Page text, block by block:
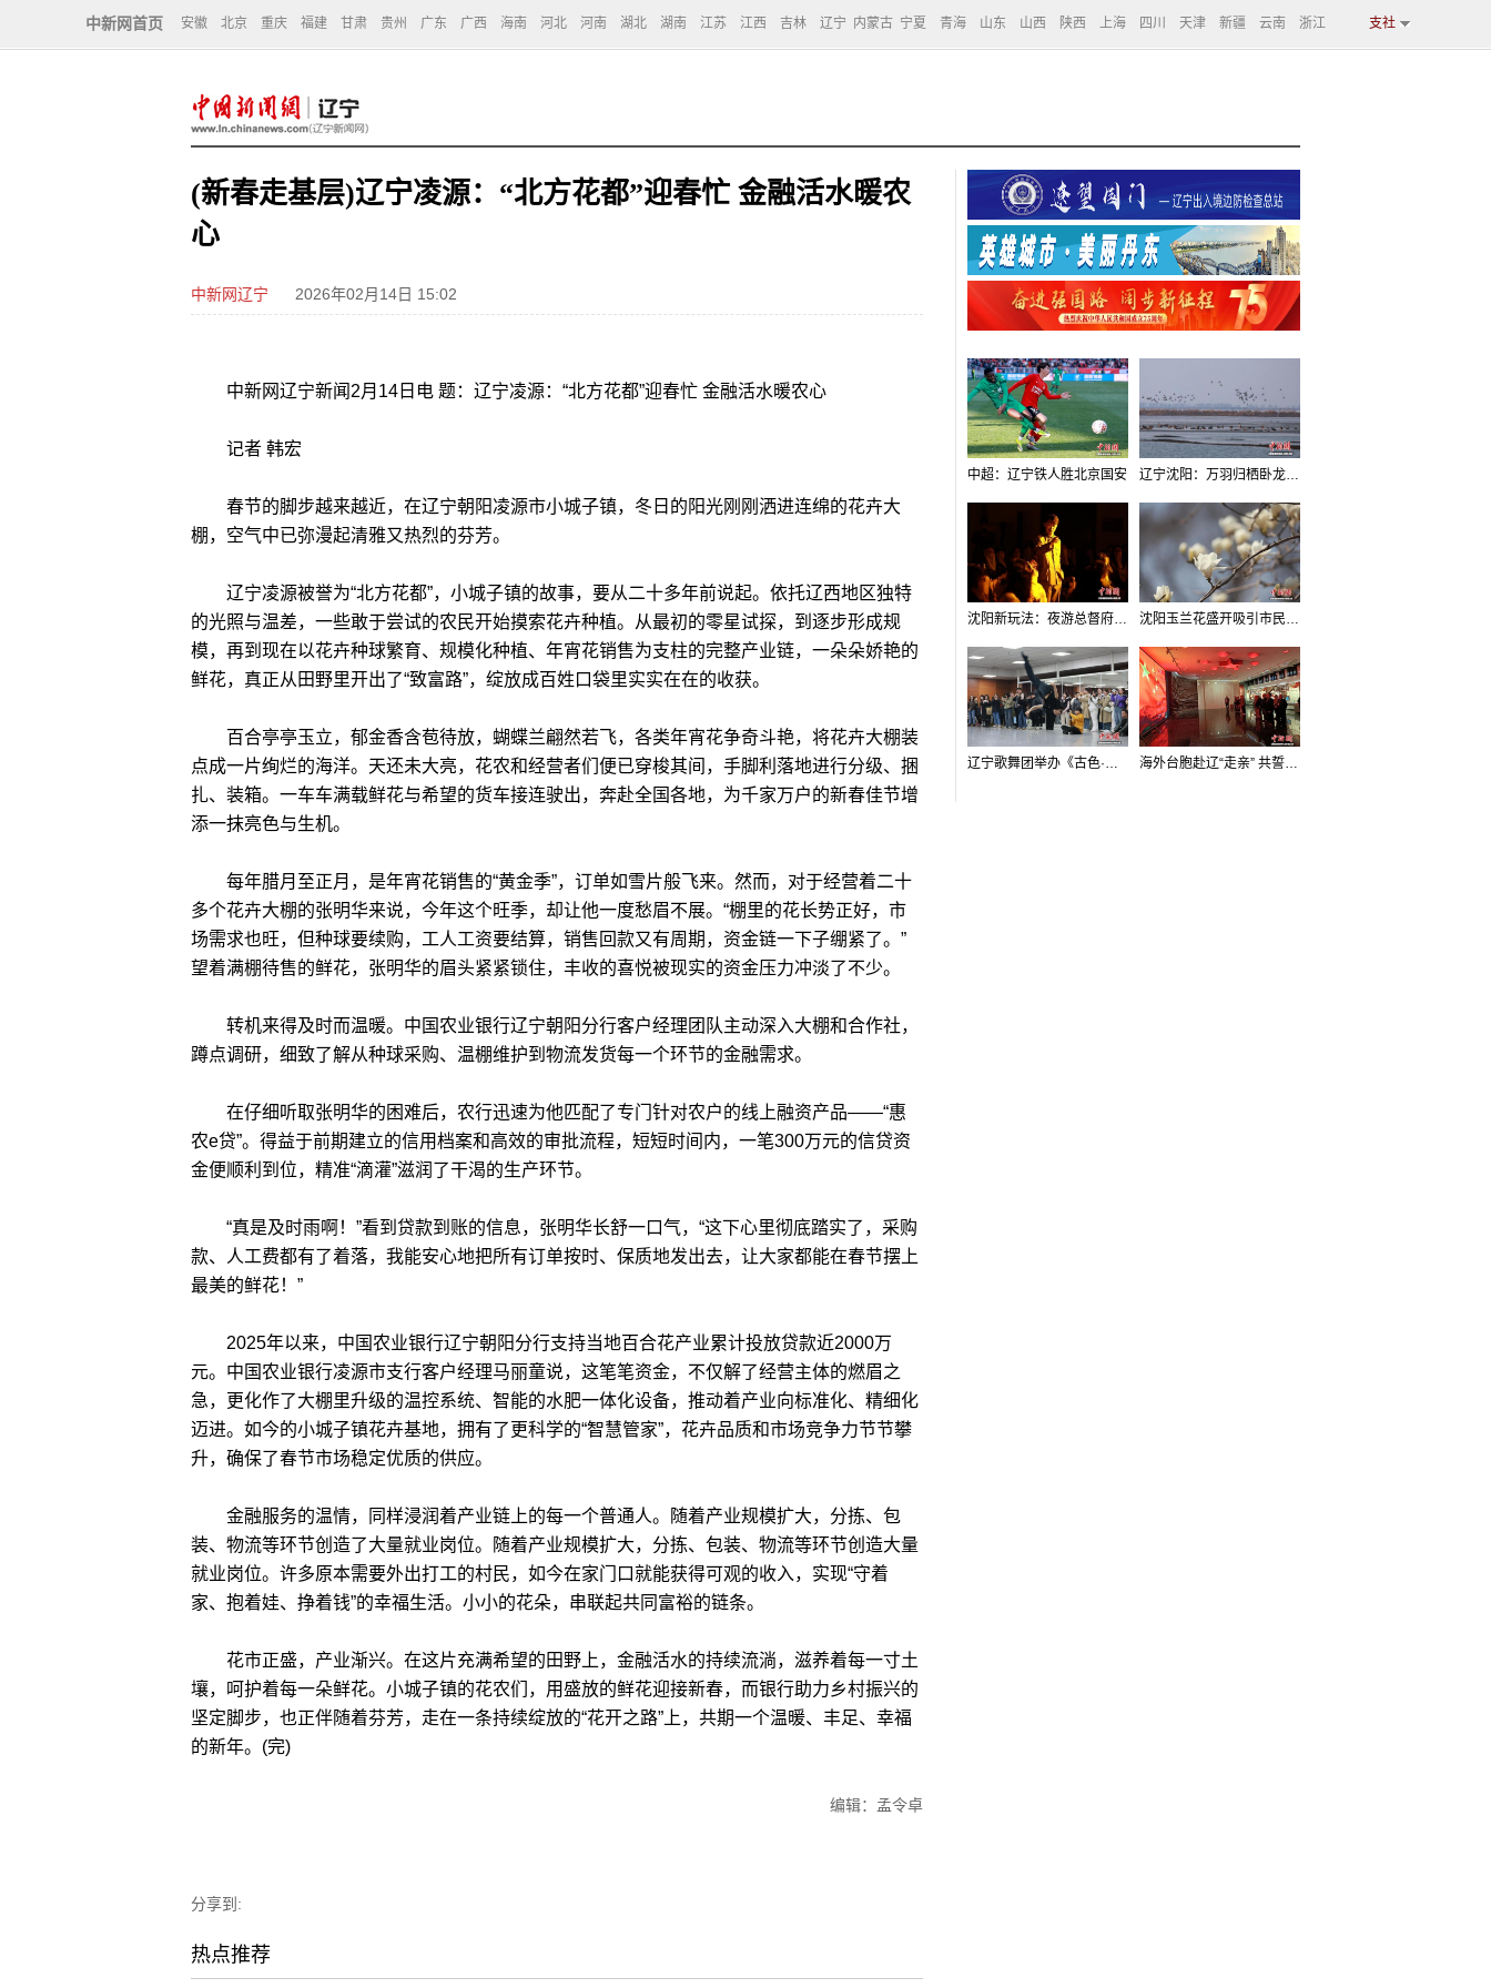
中新网首页 安徽 北京 重庆 福建 甘肃 贵州 广东 广西 海南 河北 河南 湖北 湖南 江苏 江西 吉林 辽宁 内蒙古 宁夏 青海 山东 山西 陕西 上海 四川 天津 新疆 云南 浙江 支社
(新春走基层)辽宁凌源：“北方花都”迎春忙 金融活水暖农
心
中新网辽宁 2026年02月14日 15:02
中新网辽宁新闻2月14日电 题：辽宁凌源：“北方花都”迎春忙 金融活水暖农心
记者 韩宏
春节的脚步越来越近，在辽宁朝阳凌源市小城子镇，冬日的阳光刚刚洒进连绵的花卉大
棚，空气中已弥漫起清雅又热烈的芬芳。
辽宁凌源被誉为“北方花都”，小城子镇的故事，要从二十多年前说起。依托辽西地区独特
的光照与温差，一些敢于尝试的农民开始摸索花卉种植。从最初的零星试探，到逐步形成规
模，再到现在以花卉种球繁育、规模化种植、年宵花销售为支柱的完整产业链，一朵朵娇艳的
鲜花，真正从田野里开出了“致富路”，绽放成百姓口袋里实实在在的收获。
百合亭亭玉立，郁金香含苞待放，蝴蝶兰翩然若飞，各类年宵花争奇斗艳，将花卉大棚装
点成一片绚烂的海洋。天还未大亮，花农和经营者们便已穿梭其间，手脚利落地进行分级、捆
扎、装箱。一车车满载鲜花与希望的货车接连驶出，奔赴全国各地，为千家万户的新春佳节增
添一抹亮色与生机。
每年腊月至正月，是年宵花销售的“黄金季”，订单如雪片般飞来。然而，对于经营着二十
多个花卉大棚的张明华来说，今年这个旺季，却让他一度愁眉不展。“棚里的花长势正好，市
场需求也旺，但种球要续购，工人工资要结算，销售回款又有周期，资金链一下子绷紧了。”
望着满棚待售的鲜花，张明华的眉头紧紧锁住，丰收的喜悦被现实的资金压力冲淡了不少。
转机来得及时而温暖。中国农业银行辽宁朝阳分行客户经理团队主动深入大棚和合作社，
蹲点调研，细致了解从种球采购、温棚维护到物流发货每一个环节的金融需求。
在仔细听取张明华的困难后，农行迅速为他匹配了专门针对农户的线上融资产品——“惠
农e贷”。得益于前期建立的信用档案和高效的审批流程，短短时间内，一笔300万元的信贷资
金便顺利到位，精准“滴灌”滋润了干渴的生产环节。
“真是及时雨啊！”看到贷款到账的信息，张明华长舒一口气，“这下心里彻底踏实了，采购
款、人工费都有了着落，我能安心地把所有订单按时、保质地发出去，让大家都能在春节摆上
最美的鲜花！”
2025年以来，中国农业银行辽宁朝阳分行支持当地百合花产业累计投放贷款近2000万
元。中国农业银行凌源市支行客户经理马丽童说，这笔笔资金，不仅解了经营主体的燃眉之
急，更化作了大棚里升级的温控系统、智能的水肥一体化设备，推动着产业向标准化、精细化
迈进。如今的小城子镇花卉基地，拥有了更科学的“智慧管家”，花卉品质和市场竞争力节节攀
升，确保了春节市场稳定优质的供应。
金融服务的温情，同样浸润着产业链上的每一个普通人。随着产业规模扩大，分拣、包
装、物流等环节创造了大量就业岗位。随着产业规模扩大，分拣、包装、物流等环节创造大量
就业岗位。许多原本需要外出打工的村民，如今在家门口就能获得可观的收入，实现“守着
家、抱着娃、挣着钱”的幸福生活。小小的花朵，串联起共同富裕的链条。
花市正盛，产业渐兴。在这片充满希望的田野上，金融活水的持续流淌，滋养着每一寸土
壤，呵护着每一朵鲜花。小城子镇的花农们，用盛放的鲜花迎接新春，而银行助力乡村振兴的
坚定脚步，也正伴随着芬芳，走在一条持续绽放的“花开之路”上，共期一个温暖、丰足、幸福
的新年。(完)
编辑：孟令卓
分享到:
热点推荐
中超：辽宁铁人胜北京国安 辽宁沈阳：万羽归栖卧龙湖看群鸟齐飞
沈阳新玩法：夜游总督府，当一回“赴宴者” 沈阳玉兰花盛开吸引市民打卡
辽宁歌舞团举办《古色·国宝辽宁》排练开放日活动 海外台胞赴辽“走亲” 共誓“和平初心”